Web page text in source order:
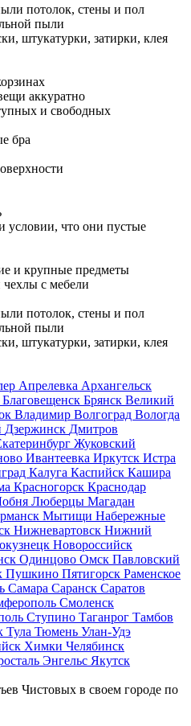
потолок, стены и пол
пыли
штукатурки, затирки, клея
аккуратно
и свободных
бра
что они пустые
и крупные предметы
с мебели
потолок, стены и пол
пыли
штукатурки, затирки, клея
Апрелевка Архангельск
Благовещенск Брянск Великий
Владимир Волгоград Вологда
Дзержинск Дмитров
Жуковский
Ивантеевка Иркутск Истра
Калуга Каспийск Кашира
Красногорск Краснодар
Люберцы Магадан
Мытищи Набережные
Нижневартовск Нижний
Новороссийск
Одинцово Омск Павловский
Пушкино Пятигорск Раменское
Самара Саранск Саратов
Смоленск
Ступино Таганрог Тамбов
Тула Тюмень Улан-Удэ
Химки Челябинск
Энгельс Якутск
Чистовых в своем городе по